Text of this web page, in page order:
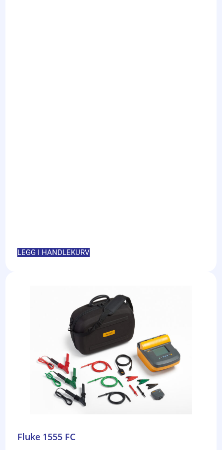
LEGG I HANDLEKURV
Fluke 1555 FC